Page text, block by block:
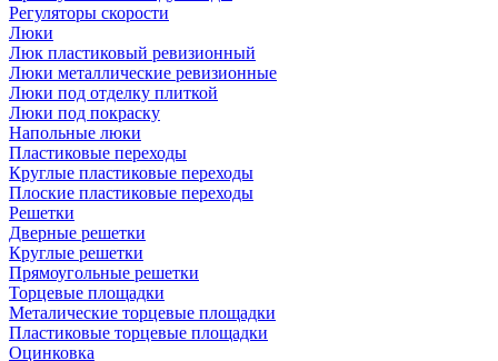
Регуляторы скорости
Люки
Люк пластиковый ревизионный
Люки металлические ревизионные
Люки под отделку плиткой
Люки под покраску
Напольные люки
Пластиковые переходы
Круглые пластиковые переходы
Плоские пластиковые переходы
Решетки
Дверные решетки
Круглые решетки
Прямоугольные решетки
Торцевые площадки
Металические торцевые площадки
Пластиковые торцевые площадки
Оцинковка